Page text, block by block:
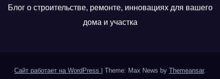
Блог о строительстве, ремонте, инновациях для вашего
дома и участка
Сайт работает на WordPress Theme: Max News by Themeansar.